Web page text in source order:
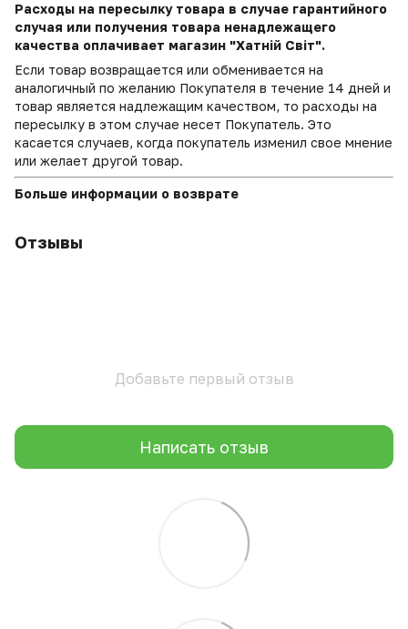
Расходы на пересылку товара в случае гарантийного
случая или получения товара ненадлежащего
качества оплачивает магазин "Хатній Світ".
Если товар возвращается или обменивается на
аналогичный по желанию Покупателя в течение 14 дней и
товар является надлежащим качеством, то расходы на
пересылку в этом случае несет Покупатель. Это
касается случаев, когда покупатель изменил свое мнение
или желает другой товар.
Больше информации о возврате
Отзывы
Добавьте первый отзыв
Написать отзыв